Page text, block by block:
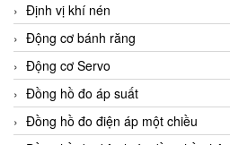
Định vị khí nén
Động cơ bánh răng
Động cơ Servo
Đồng hồ đo áp suất
Đồng hồ đo điện áp một chiều